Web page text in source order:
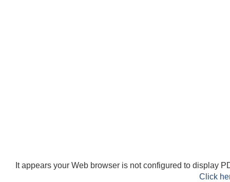
It appears your Web browser is not configured to display
Click